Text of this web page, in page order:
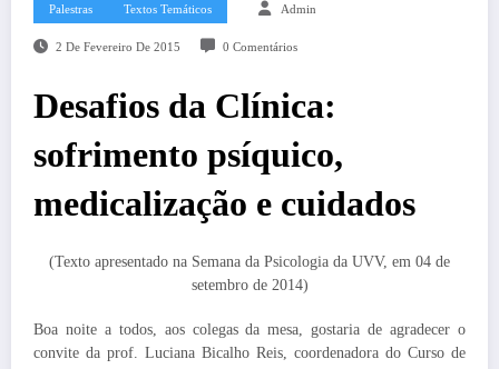
Palestras Textos Temáticos Admin
2 De Fevereiro De 2015 0 Comentários
Desafios da Clínica:
sofrimento psíquico,
medicalização e cuidados
(Texto apresentado na Semana da Psicologia da UVV, em 04 de
setembro de 2014)
Boa noite a todos, aos colegas da mesa, gostaria de agradecer o
convite da prof. Luciana Bicalho Reis, coordenadora do Curso de